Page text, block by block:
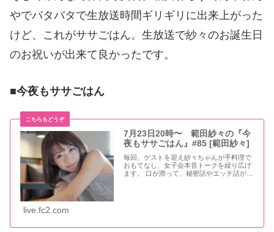
やでバタバタで生放送時間ギリギリに出来上がった
けど、これがササごはん。生放送で紗々のお誕生日
のお祝いが出来て良かったです。
■今夜もササごはん
7月23日20時〜 範田紗々の『今
夜もササごはん』#85 [範田紗々]
毎回、ゲストを迎え紗々ちゃんが手料理で
おもてなし、女子会本音トークを繰り広げ
ます。 口が滑って、秘密話やエッチ話が聞
live.fc2.com